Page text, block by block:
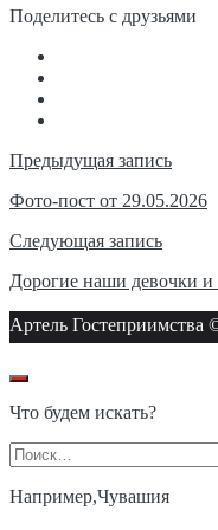
Поделитесь с друзьями
Навигация
по
записям
Предыдущая запись
Фото-пост от 29.05.2026
Следующая запись
Дорогие наши девочки
Артель Гостеприимства
Что будем искать?
Найти:
Например,Чувашия